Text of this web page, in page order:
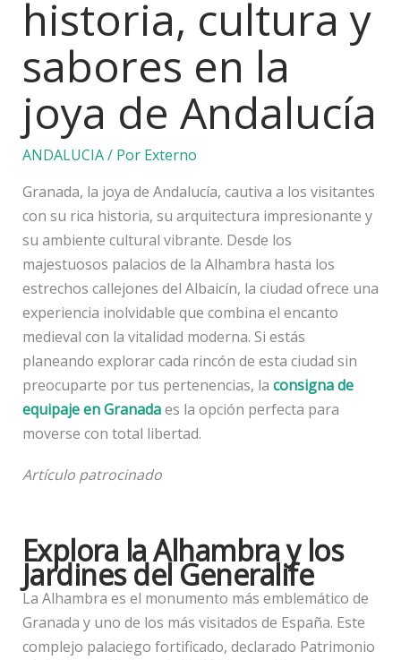
historia, cultura y
sabores en la
joya de Andalucía
ANDALUCIA/ Por Externo
Granada, la joya de Andalucía, cautiva a los visitantes
con su rica historia, su arquitectura impresionante y
su ambiente cultural vibrante. Desde los
majestuosos palacios de la Alhambra hasta los
estrechos callejones del Albaicín, la ciudad ofrece una
experiencia inolvidable que combina el encanto
medieval con la vitalidad moderna. Si estás
planeando explorar cada rincón de esta ciudad sin
preocuparte por tus pertenencias, la consigna de
equipaje en Granadaes la opción perfecta para
moverse con total libertad.
Artículo patrocinado
Explora la Alhambra y los
Jardines del Generalife
La Alhambra es el monumento más emblemático de
Granada y uno de los más visitados de España. Este
complejo palaciego fortificado, declarado Patrimonio